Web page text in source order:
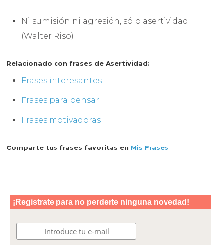
Ni sumisión ni agresión, sólo asertividad.
(Walter Riso)
Relacionado con frases de Asertividad:
Frases interesantes
Frases para pensar
Frases motivadoras
Comparte tus frases favoritas en Mis Frases